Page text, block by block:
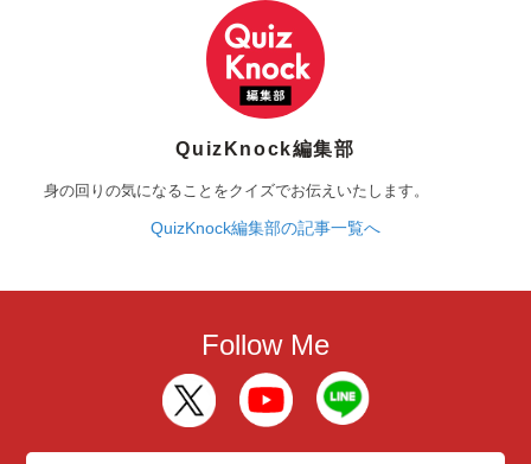
QuizKnock編集部
身の回りの気になることをクイズでお伝えいたします。
QuizKnock編集部の記事一覧へ
Follow Me